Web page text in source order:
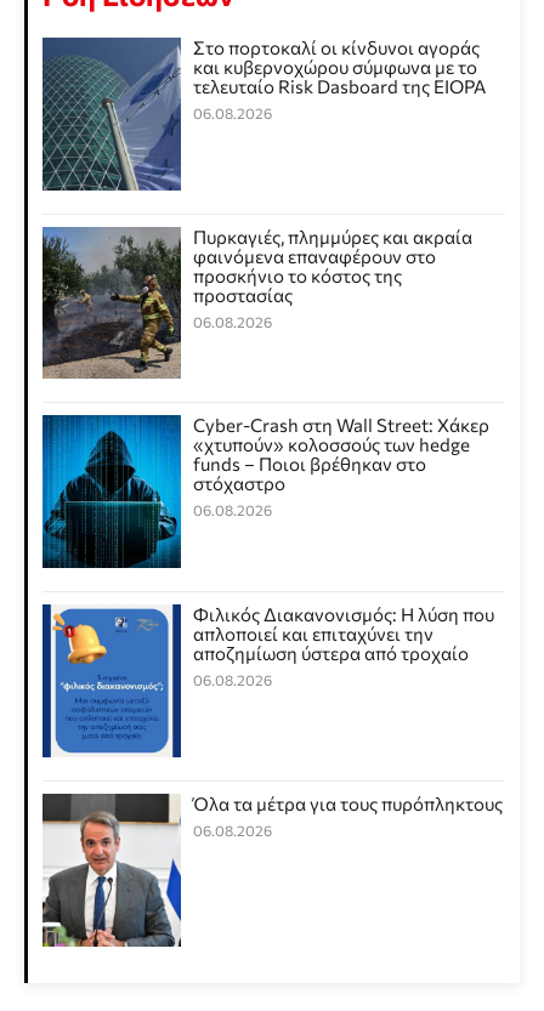
Στο πορτοκαλί οι κίνδυνοι αγοράς
και κυβερνοχώρου σύμφωνα με το
τελευταίο Risk Dasboard της EIOPA
06.08.2026
Πυρκαγιές, πλημμύρες και ακραία
φαινόμενα επαναφέρουν στο
προσκήνιο το κόστος της
προστασίας
06.08.2026
Cyber-Crash στη Wall Street: Χάκερ
«χτυπούν» κολοσσούς των hedge
funds – Ποιοι βρέθηκαν στο
στόχαστρο
06.08.2026
Φιλικός Διακανονισμός: Η λύση που
απλοποιεί και επιταχύνει την
αποζημίωση ύστερα από τροχαίο
06.08.2026
Όλα τα μέτρα για τους πυρόπληκτους
06.08.2026